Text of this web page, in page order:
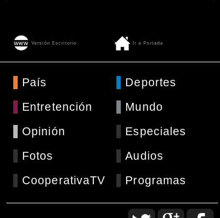
Versión Escritorio Ir a Portada
País
Deportes
Entretención
Mundo
Opinión
Especiales
Fotos
Audios
CooperativaTV
Programas